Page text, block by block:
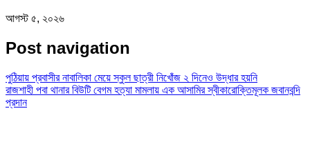
আগস্ট ৫, ২০২৬
Post navigation
পুঠিয়ায় প্রবাসীর নাবালিকা মেয়ে স্কুল ছাত্রী নিখোঁজ ২ দিনেও উদ্ধার হয়নি
রাজশাহী পবা থানার বিউটি বেগম হত্যা মামলায় এক আসামির স্বীকারোক্তিমূলক জবানবন্দি
প্রদান